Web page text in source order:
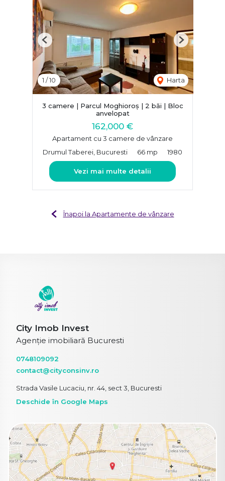
1 /10 Harta
Previous Next
3 camere | Parcul Moghioroș | 2 băi | Bloc
anvelopat
162,000 €
Apartament cu 3 camere de vânzare
Drumul Taberei, Bucuresti
66 mp 1980
Vezi mai multe detalii
Înapoi la Apartamente de vânzare
City Imob Invest
Agenție imobiliară Bucuresti
0748109092
contact@cityconsinv.ro
Strada Vasile Lucaciu, nr. 44, sect 3, Bucuresti
Deschide în Google Maps